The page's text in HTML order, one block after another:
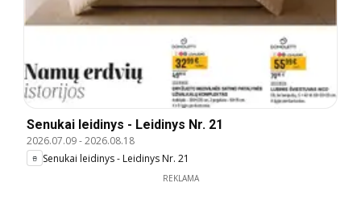
Senukai leidinys - Leidinys Nr. 21
2026.07.09-2026.08.18
Senukai leidinys - Leidinys Nr. 21
REKLAMA